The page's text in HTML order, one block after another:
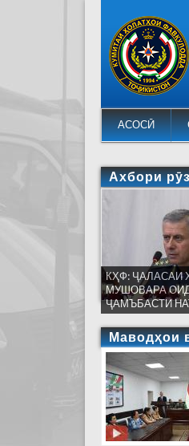
АСОСӢ
Ахбори
КҲФ: ҶАЛАСАИ
МУШОВАРА
ҶАМЪБАСТИ
Маводҳои